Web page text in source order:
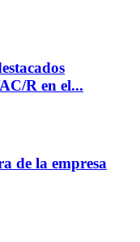
R en el...
de la empresa